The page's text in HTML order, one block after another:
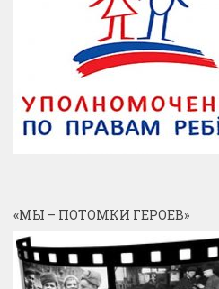
«МЫ – ПОТОМКИ ГЕРОЕВ»